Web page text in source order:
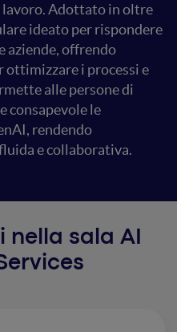
Adottato in oltre
ideato per rispondere
aziende, offrendo
ottimizzare i processi e
alle persone di
consapevole le
rendendo
e collaborativa.
sala AI